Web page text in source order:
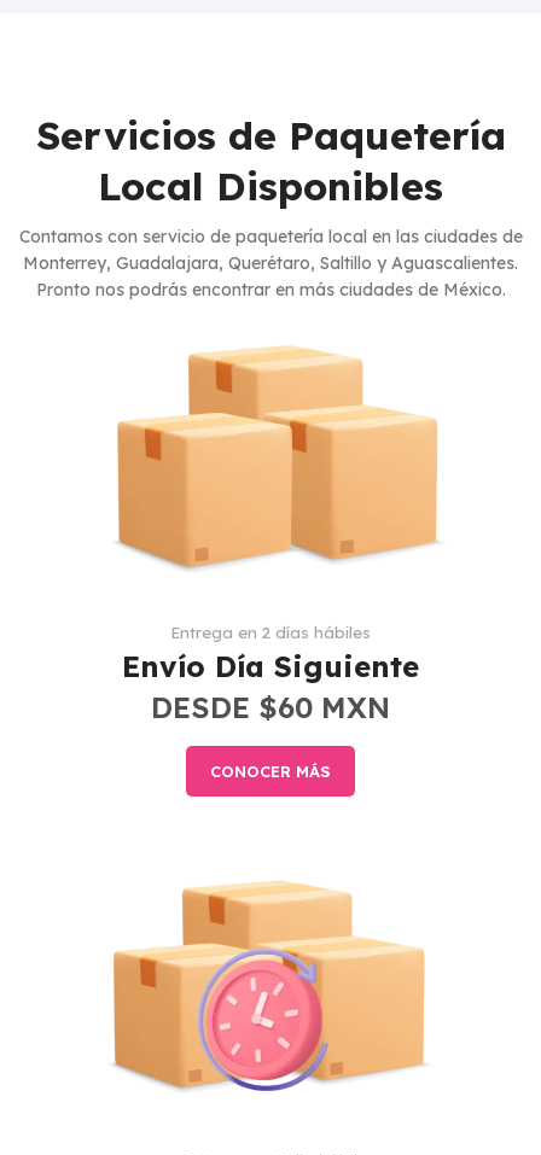
Servicios de Paquetería
Local Disponibles
Contamos con servicio de paquetería local en las ciudades de
Monterrey, Guadalajara, Querétaro, Saltillo y Aguascalientes.
Pronto nos podrás encontrar en más ciudades de México.
Entrega en 2 días hábiles
Envío Día Siguiente
DESDE $60 MXN
CONOCER MÁS